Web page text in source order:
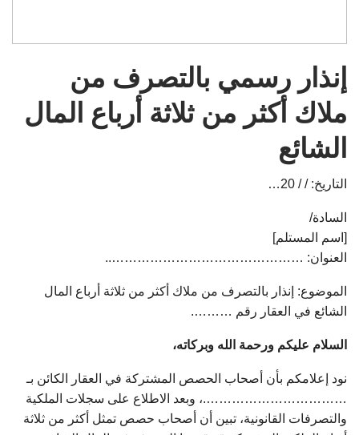
إنذار رسمي بالتصرف من
ملاك أكثر من ثلاثة أرباع المال
الشائع
التاريخ: / / 20…
السادة/
[اسم المستلم]
العنوان: ………………………………………..
الموضوع: إنذار بالتصرف من ملاك أكثر من ثلاثة أرباع المال
الشائع في العقار رقم ……….
السلام عليكم ورحمة الله وبركاته،
نود إعلامكم بأن أصحاب الحصص المشتركة في العقار الكائن بـ
…………………………….، وبعد الاطلاع على سجلات الملكية
والتصرفات القانونية، تبين أن أصحاب حصص تمثل أكثر من ثلاثة